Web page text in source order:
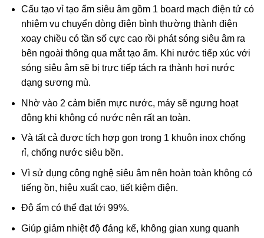
Cấu tạo vỉ tạo ẩm siêu âm gồm 1 board mạch điện tử có
nhiệm vụ chuyển dòng điện bình thường thành điện
xoay chiều có tần số cực cao rồi phát sóng siêu âm ra
bên ngoài thông qua mắt tạo ẩm. Khi nước tiếp xúc với
sóng siêu âm sẽ bị trực tiếp tách ra thành hơi nước
dạng sương mù.
Nhờ vào 2 cảm biến mực nước, máy sẽ ngưng hoạt
động khi không có nước nên rất an toàn.
Và tất cả được tích hợp gọn trong 1 khuôn inox chống
rỉ, chống nước siêu bền.
Vì sử dụng công nghệ siêu âm nên hoàn toàn không có
tiếng ồn, hiệu xuất cao, tiết kiệm điện.
Độ ẩm có thể đạt tới 99%.
Giúp giảm nhiệt độ đáng kể, không gian xung quanh